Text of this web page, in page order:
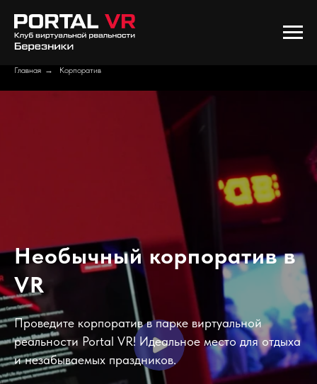
Главная → Корпоратив
Необычный корпоратив в
VR
Проведите корпоратив в парке виртуальной
реальности Portal VR! Идеальное место для отдыха
и незабываемых праздников.